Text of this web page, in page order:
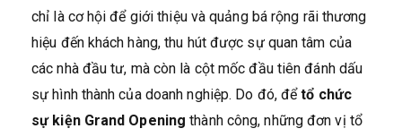
chỉ là cơ hội để giới thiệu và quảng bá rộng rãi thương
hiệu đến khách hàng, thu hút được sự quan tâm của
các nhà đầu tư, mà còn là cột mốc đầu tiên đánh dấu
sự hình thành của doanh nghiệp. Do đó, đểtổ chức
sự kiện Grand Openingthành công, những đơn vị tổ